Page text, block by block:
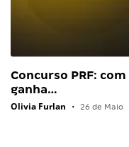
Concurso PRF:
ganha…
Olivia Furlan • 26 de Maio